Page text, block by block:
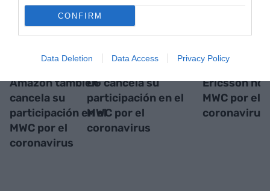
CONFIRM
Data Deletion Data Access Privacy Policy
Amazon también
cancela su
participación en el
MWC por el
coronavirus
LG cancela su
participación en el
MWC por el
coronavirus
Ericsson no
MWC por el
coronavirus